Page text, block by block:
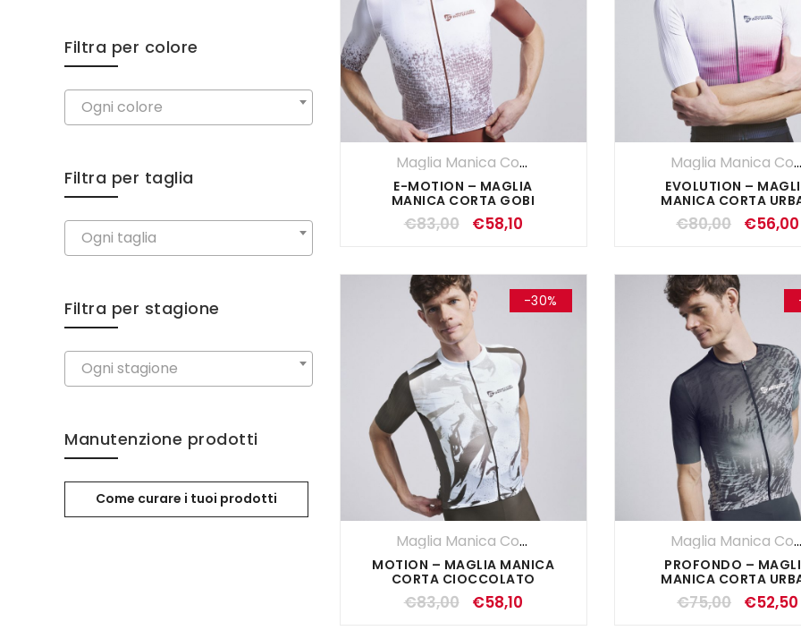
Maglia Manica Corta SALDI ESTIVI,UOMO
E-MOTION – MAGLIA
MANICA CORTA GOBI
€83,00 €58,10
Maglia Manica Corta
EVOLUTION –
MANICA CORTA
€80,00 €56,00
-30%
Maglia Manica Corta SALDI ESTIVI,UOMO
MOTION – MAGLIA MANICA
CORTA CIOCCOLATO
€83,00 €58,10
Maglia Manica Corta
PROFONDO –
MANICA CORTA
€75,00 €52,50
Filtra per colore
Ogni colore
Filtra per taglia
Ogni taglia
Filtra per stagione
Ogni stagione
Manutenzione prodotti
Come curare i tuoi prodotti